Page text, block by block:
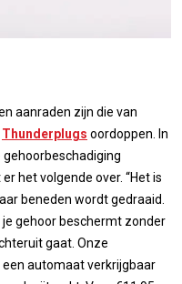
aanraden zijn die van
Thunderplugs oordoppen. In
het volgende over. “Het is
beneden wordt gedraaid.
gehoor beschermt zonder
gaat. Onze
automaat verkrijgbaar